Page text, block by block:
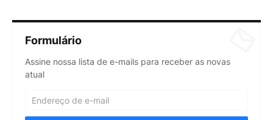
Formulário
Assine nossa lista de e-mails para receber as novas
atual